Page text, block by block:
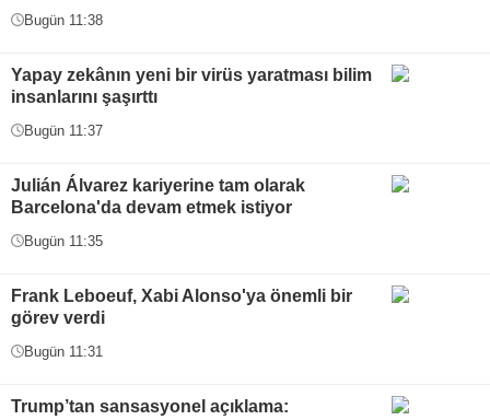
Bugün 11:38
Yapay zekânın yeni bir virüs yaratması bilim
insanlarını şaşırttı
Bugün 11:37
Julián Álvarez kariyerine tam olarak
Barcelona'da devam etmek istiyor
Bugün 11:35
Frank Leboeuf, Xabi Alonso'ya önemli bir
görev verdi
Bugün 11:31
Trump’tan sansasyonel açıklama: